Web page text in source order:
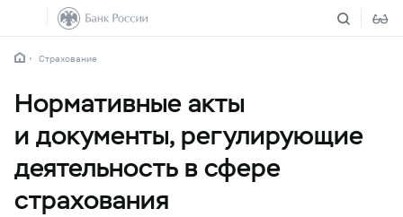
Страхование
Нормативные акты
и документы, регулирующие
деятельность в сфере
страхования